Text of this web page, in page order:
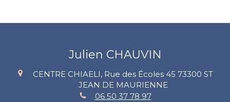
Julien CHAUVIN
CENTRE CHIAELI, Rue des Écoles 45 73300 ST
JEAN DE MAURIENNE
06 50 37 78 97